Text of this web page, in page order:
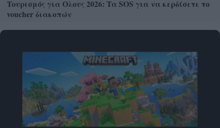
Τουρισμός για Ολους 2026: Τα SOS για να κερδίσετε το
voucher διακοπών